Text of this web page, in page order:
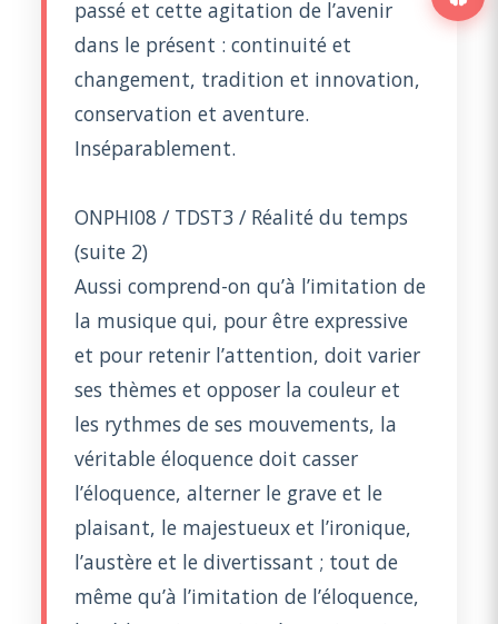
passé et cette agitation de l’avenir
dans le présent : continuité et
changement, tradition et innovation,
conservation et aventure.
Inséparablement.
ONPHI08 / TDST3 / Réalité du temps
(suite 2)
Aussi comprend-on qu’à l’imitation de
la musique qui, pour être expressive
et pour retenir l’attention, doit varier
ses thèmes et opposer la couleur et
les rythmes de ses mouvements, la
véritable éloquence doit casser
l’éloquence, alterner le grave et le
plaisant, le majestueux et l’ironique,
l’austère et le divertissant ; tout de
même qu’à l’imitation de l’éloquence,